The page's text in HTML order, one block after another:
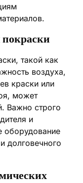
такой как
воздуха,
краски или
может
Важно строго
и
оборудование
долговечного